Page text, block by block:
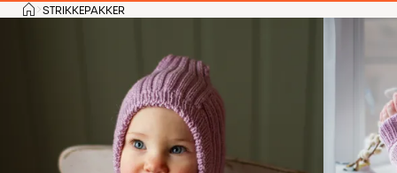
Hjem
>STRIKKEPAKKER